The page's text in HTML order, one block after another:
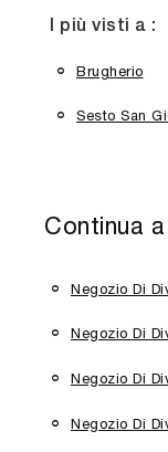
I più visti a :
Brugherio
Sesto San
Continua
Negozio Di
Negozio Di
Negozio Di
Negozio Di